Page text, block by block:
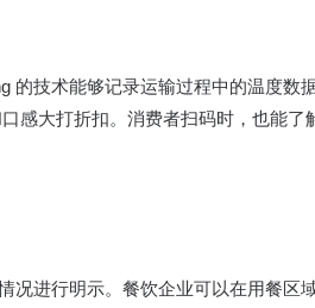
的技术能够记录运输过程中的温度数
感大打折扣。消费者扫码时，也能
况进行明示。餐饮企业可以在用餐区